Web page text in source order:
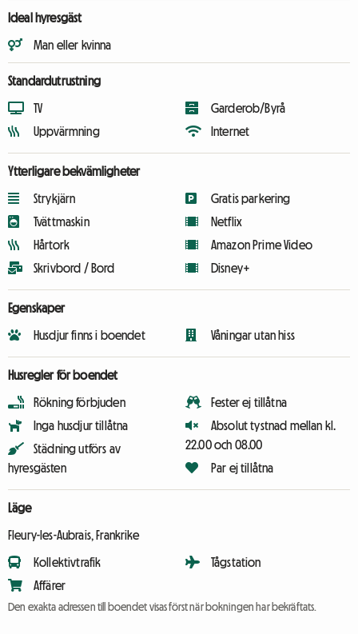
Ideal hyresgäst
Man eller kvinna
Standardutrustning
TV
Uppvärmning
Garderob/Byrå
Internet
Ytterligare bekvämligheter
Strykjärn
Tvättmaskin
Hårtork
Skrivbord / Bord
Gratis parkering
Netflix
Amazon Prime Video
Disney+
Egenskaper
Husdjur finns i boendet Våningar utan hiss
Husregler för boendet
Rökning förbjuden
Inga husdjur tillåtna
Städning utförs av
hyresgästen
Fester ej tillåtna
Absolut tystnad mellan kl.
22.00 och 08.00
Par ej tillåtna
Läge
Fleury-les-Aubrais, Frankrike
Kollektivtrafik
Affärer
Tågstation
Den exakta adressen till boendet visas först när bokningen har bekräftats.